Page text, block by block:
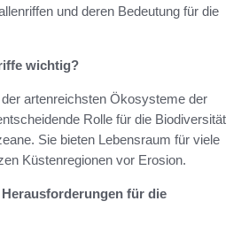
und deren Bedeutung für die
wichtig?
artenreichsten Ökosysteme der
Rolle für die Biodiversität
Sie bieten Lebensraum für viele
Küstenregionen vor Erosion.
für die